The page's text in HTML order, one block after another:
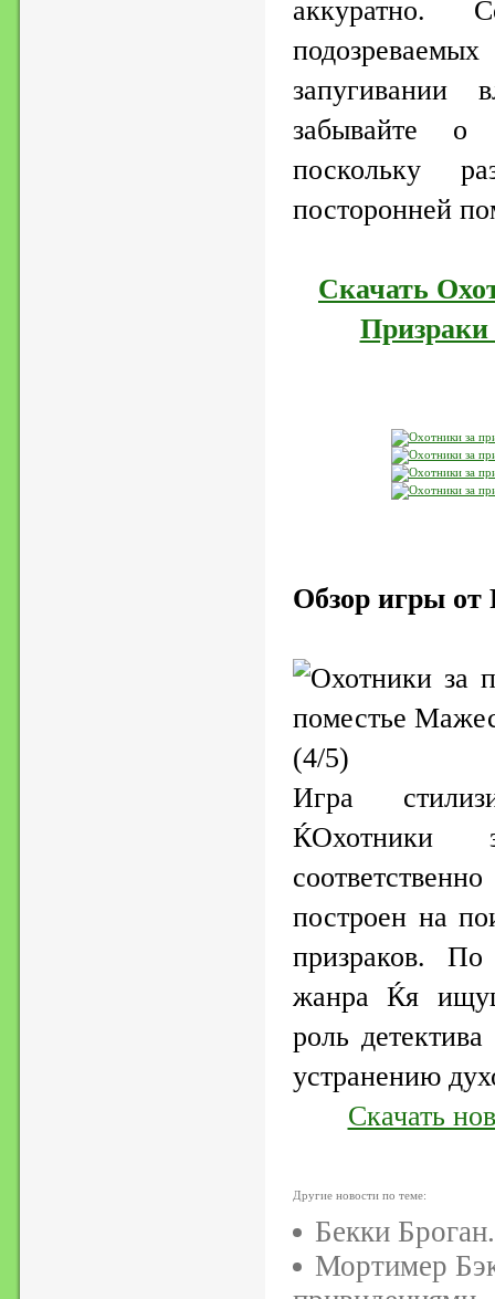
аккуратно.
запугивании
забывайте
поскольку
посторонней
Скачать
Обзор игры от
(4/5)
Игра
ЌОхотники
построен на
призраков.
жанра Ќя
роль
устранению
Скачать
Другие новости по теме:
Бекки
Мортимер